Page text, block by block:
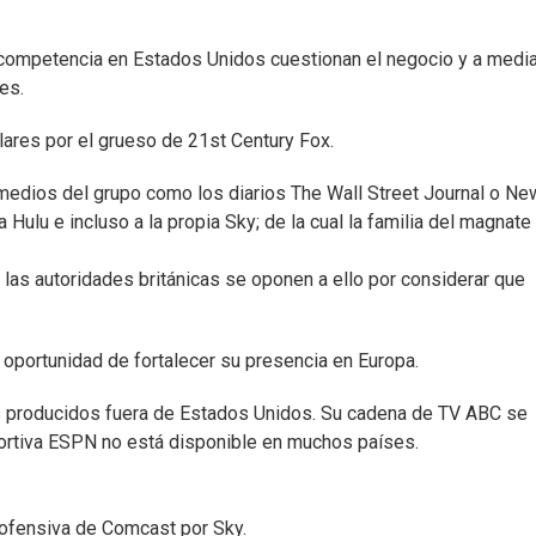
en Estados Unidos cuestionan el negocio y a
por el grueso de 21st Century Fox.
del grupo como los diarios The Wall Street Journal o
e incluso a la propia Sky; de la cual la familia del magnate
autoridades británicas se oponen a ello por considerar que
de fortalecer su presencia en Europa.
fuera de Estados Unidos. Su cadena de TV ABC se
ESPN no está disponible en muchos países.
de Comcast por Sky.